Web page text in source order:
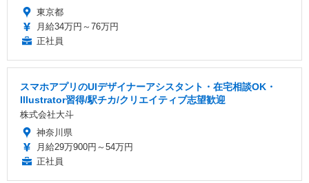
東京都
月給34万円～76万円
正社員
スマホアプリのUIデザイナーアシスタント・在宅相談OK・
Illustrator習得/駅チカ/クリエイティブ志望歓迎
株式会社大斗
神奈川県
月給29万900円～54万円
正社員